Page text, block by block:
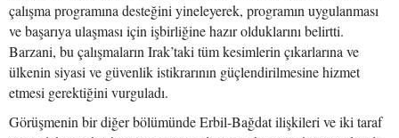
çalışma programına desteğini yineleyerek, programın uygulanması
ve başarıya ulaşması için işbirliğine hazır olduklarını belirtti.
Barzani, bu çalışmaların Irak’taki tüm kesimlerin çıkarlarına ve
ülkenin siyasi ve güvenlik istikrarının güçlendirilmesine hizmet
etmesi gerektiğini vurguladı.
Görüşmenin bir diğer bölümünde Erbil-Bağdat ilişkileri ve iki taraf